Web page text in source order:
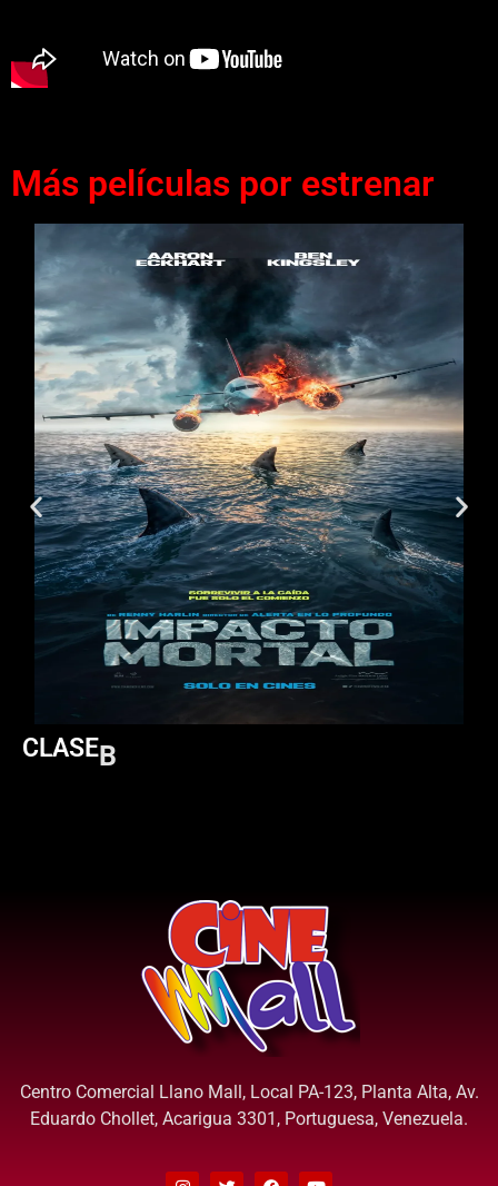
Más películas por estrenar
CLASEB
Centro Comercial Llano Mall, Local PA-123, Planta Alta, Av.
Eduardo Chollet, Acarigua 3301, Portuguesa, Venezuela.